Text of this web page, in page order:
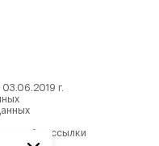
г.
рассылки